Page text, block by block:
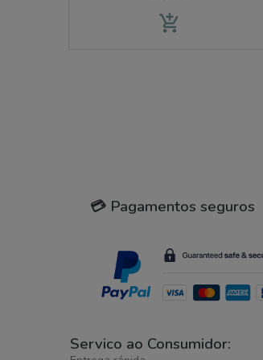
add_shopping_cart
💳 Pagamentos seguros
Servico ao Consumidor: